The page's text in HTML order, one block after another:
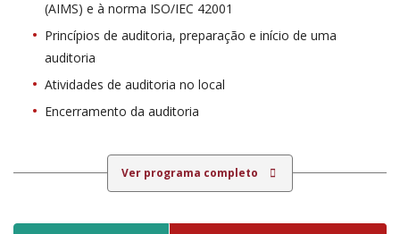
(AIMS) e à norma ISO/IEC 42001
Princípios de auditoria, preparação e início de uma
auditoria
Atividades de auditoria no local
Encerramento da auditoria
Ver programa completo